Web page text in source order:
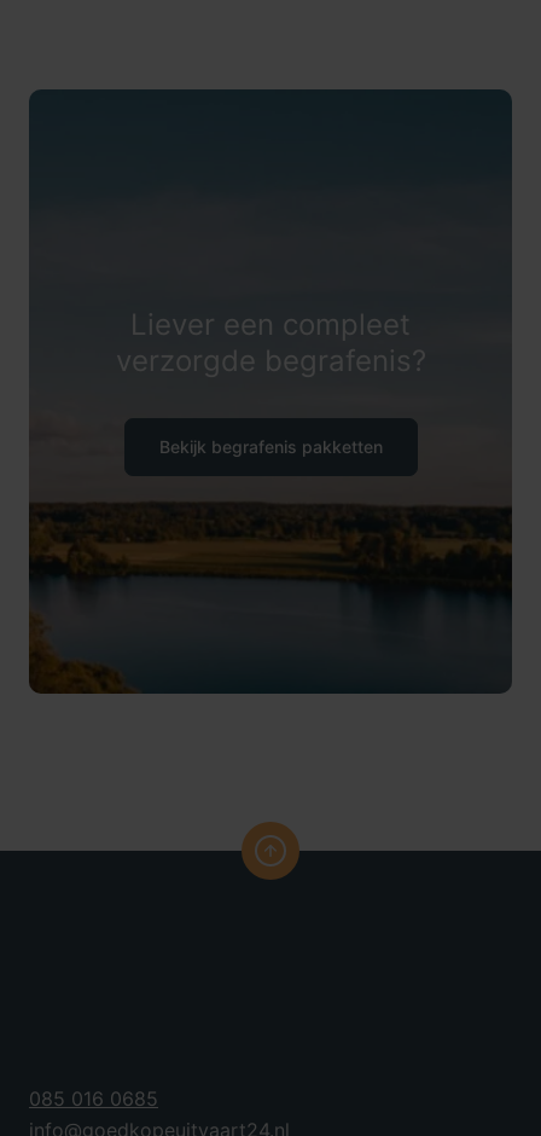
Liever een compleet
verzorgde begrafenis?
Bekijk begrafenis pakketten
085 016 0685
info@goedkopeuitvaart24.nl